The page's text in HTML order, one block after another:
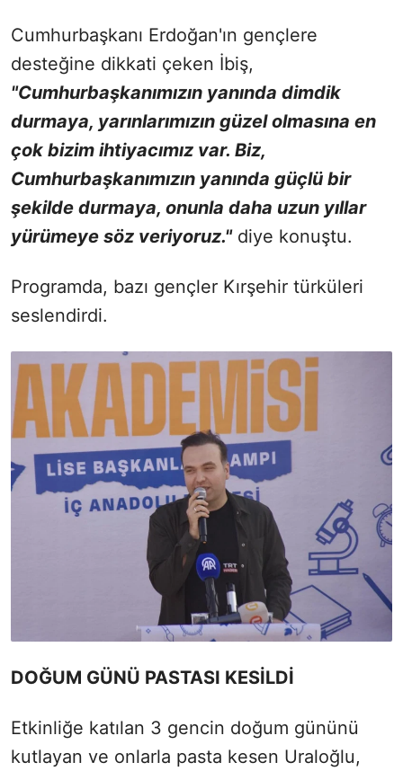
Cumhurbaşkanı Erdoğan'ın gençlere
desteğine dikkati çeken İbiş,
"Cumhurbaşkanımızın yanında dimdik
durmaya, yarınlarımızın güzel olmasına en
çok bizim ihtiyacımız var. Biz,
Cumhurbaşkanımızın yanında güçlü bir
şekilde durmaya, onunla daha uzun yıllar
yürümeye söz veriyoruz."diye konuştu.
Programda, bazı gençler Kırşehir türküleri
seslendirdi.
DOĞUM GÜNÜ PASTASI KESİLDİ
Etkinliğe katılan 3 gencin doğum gününü
kutlayan ve onlarla pasta kesen Uraloğlu,